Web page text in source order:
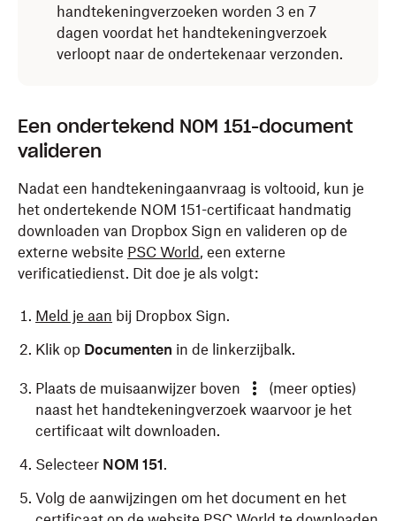
handtekeningverzoeken worden 3 en 7
dagen voordat het handtekeningverzoek
verloopt naar de ondertekenaar verzonden.
Een ondertekend NOM 151-document
valideren
Nadat een handtekeningaanvraag is voltooid, kun je
het ondertekende NOM 151-certificaat handmatig
downloaden van Dropbox Sign en valideren op de
externe website PSC World , een externe
verificatiedienst. Dit doe je als volgt:
Meld je aan bij Dropbox Sign.
Klik op Documenten in de linkerzijbalk.
Plaats de muisaanwijzer boven
(meer opties)
naast het handtekeningverzoek waarvoor je het
certificaat wilt downloaden.
Selecteer NOM 151.
Volg de aanwijzingen om het document en het